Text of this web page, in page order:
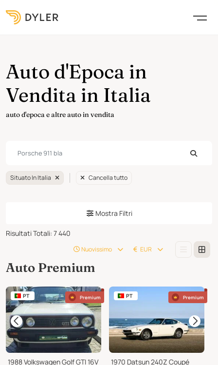
Auto d'Epoca in
Vendita in Italia
auto d'epoca e altre auto in vendita
Situato In Italia Cancella tutto
Mostra Filtri
Risultati Totali: 7 440
Nuovissimo EUR
Auto Premium
PT Premium
1988 Volkswagen Golf GTI 16V
PT Premium
1970 Datsun 240Z Coupé